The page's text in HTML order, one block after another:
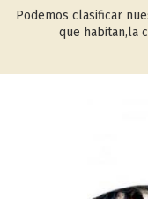
Podemos clasificar
que habitan,la